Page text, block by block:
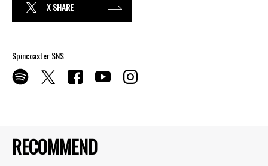
RECOMMEND
X SHARE
Spincoaster SNS